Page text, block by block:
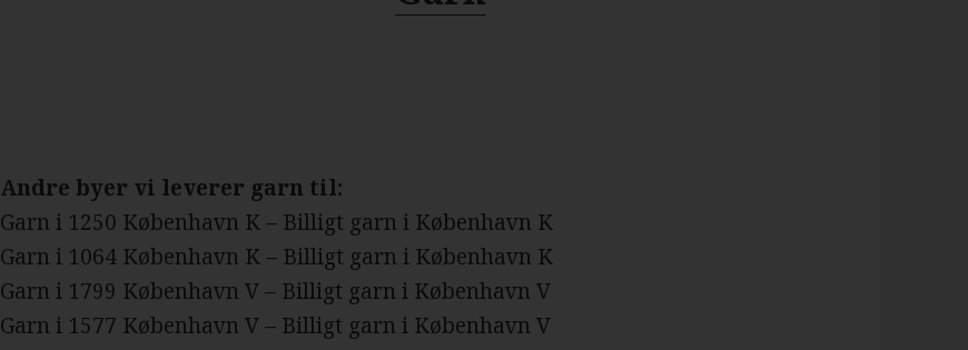
Andre byer vi leverer garn til:
Garn i 1250 København K – Billigt garn i København K
Garn i 1064 København K – Billigt garn i København K
Garn i 1799 København V – Billigt garn i København V
Garn i 1577 København V – Billigt garn i København V